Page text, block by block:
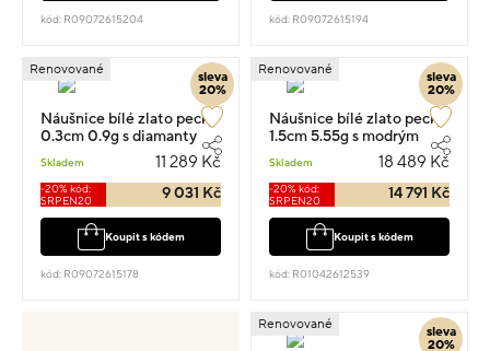
kód: R09072615204 kód: R09072615194
sleva
20%
Renovované
Náušnice bílé zlato pecky
0.3cm 0.9g s diamanty
Skladem 11 289 Kč
-20% kód:
SRPEN20
9 031 Kč
Koupit s kódem
kód: R09072615178
sleva
20%
Renovované
Náušnice bílé zlato pecky
1.5cm 5.55g s modrým
topazem a diamanty
0.014ct
Skladem 18 489 Kč
-20% kód:
SRPEN20
14 791 Kč
Koupit s kódem
kód: R01042612539
sleva
20%
Renovované